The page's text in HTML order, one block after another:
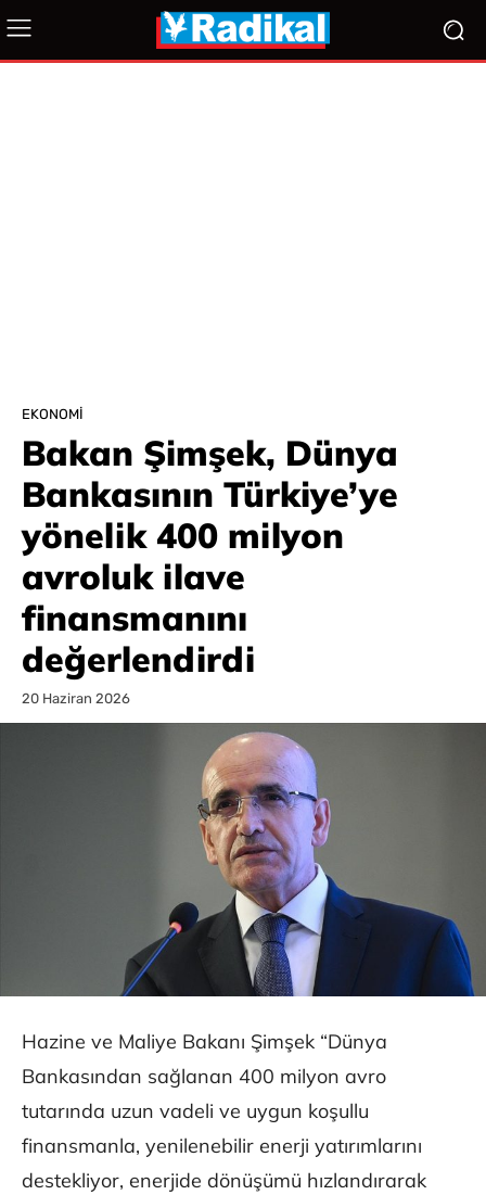
EKONOMI
Bakan Şimşek, Dünya
Bankasının Türkiye’ye
yönelik 400 milyon
avroluk ilave
finansmanını
değerlendirdi
20 Haziran 2026
Hazine ve Maliye Bakanı Şimşek “Dünya
Bankasından sağlanan 400 milyon avro
tutarında uzun vadeli ve uygun koşullu
finansmanla, yenilenebilir enerji yatırımlarını
destekliyor, enerjide dönüşümü hızlandırarak